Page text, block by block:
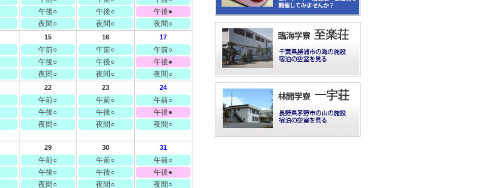
午後○
夜間○
午後○
夜間○
午後●
夜間○
15
午前○
午後○
夜間○
16
午前○
午後○
夜間○
17
午前○
午後●
夜間○
22
午前○
午後○
夜間○
23
午前○
午後○
夜間○
24
午前○
午後●
夜間○
29
午前○
午後○
夜間○
30
午前○
午後○
夜間○
31
午前○
午後●
夜間○